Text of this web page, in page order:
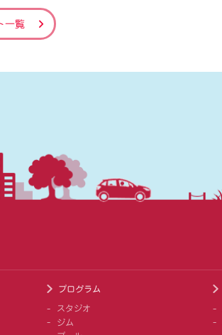
一覧
プログラム
スタジオ
ジム